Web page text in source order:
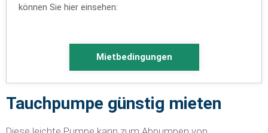
können Sie hier einsehen:
Mietbedingungen
Tauchpumpe günstig mieten